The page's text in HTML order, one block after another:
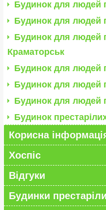
Будинок для людей
Будинок для людей
Будинок для людей
Краматорськ
Будинок для людей
Будинок для людей
Будинок для людей
Будинок
Корисна
Хоспіс
Відгуки
Будинки